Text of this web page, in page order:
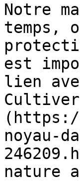
Notre
temps,
est
lien
(https://
noyau-
nature